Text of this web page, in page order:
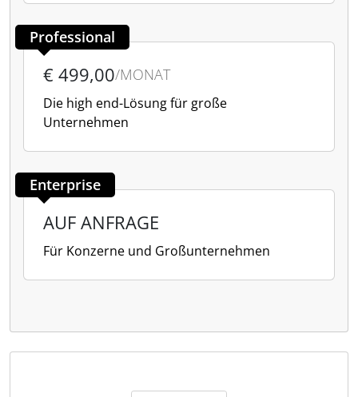
Professional
€ 499,00/MONAT
Die high end-Lösung für große
Unternehmen
Enterprise
AUF ANFRAGE
Für Konzerne und Großunternehmen